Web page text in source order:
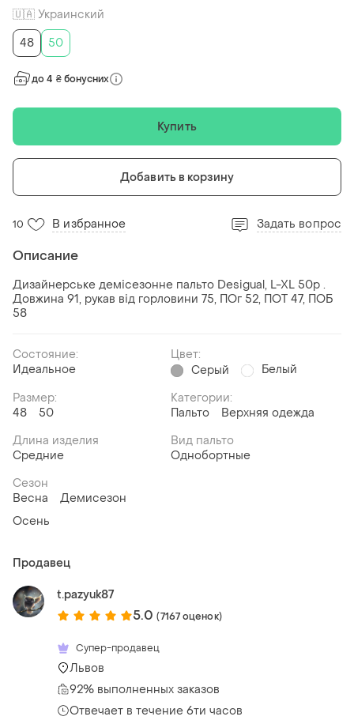
🇺🇦 Украинский
48
50
до 4 ₴ бонусних
Купить
Добавить в корзину
10 В избранное Задать вопрос
Описание
Дизайнерське демісезонне пальто Desigual, L-XL 50р .
Довжина 91, рукав від горловини 75, ПОг 52, ПОТ 47, ПОБ
58
Состояние:
Идеальное
Цвет:
Серый
Белый
Размер:
48
50
Категории:
Пальто
Верхняя одежда
Длина изделия
Средние
Вид пальто
Однобортные
Сезон
Весна
Демисезон
Осень
Продавец
t.pazyuk87
5.0 (7167 оценок)
Супер-продавец
Львов
92% выполненных заказов
Отвечает в течение 6ти часов